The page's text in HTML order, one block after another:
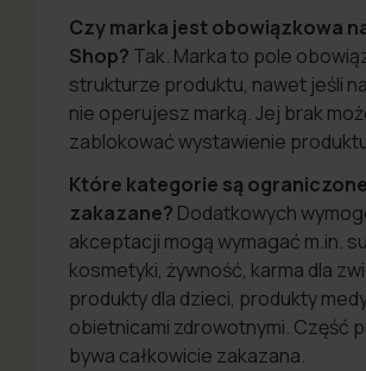
Czy marka jest obowiązkowa
Shop? Tak. Marka to pole
strukturze produktu, nawet jeśli
nie operujesz marką. Jej brak
zablokować wystawienie
Które kategorie są
zakazane? Dodatkowych
akceptacji mogą wymagać m.in.
kosmetyki, żywność, karma dla
produkty dla dzieci, produkty
obietnicami zdrowotnymi. Część
bywa całkowicie zakazana.